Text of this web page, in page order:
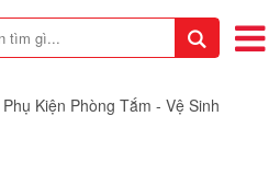
Phụ Kiện Phòng Tắm - Vệ Sinh